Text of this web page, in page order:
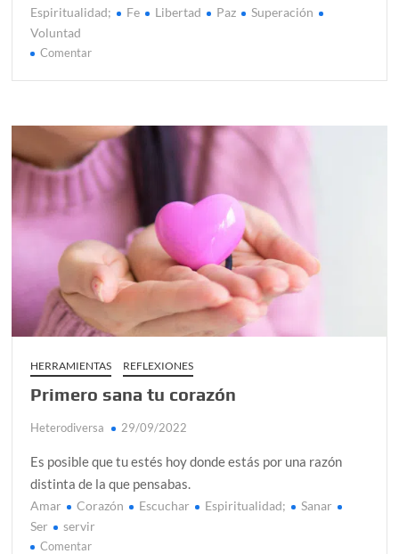
Espiritualidad;
Fe Libertad Paz
Superación
Voluntad
Comentaren
satisfacción
de
tu
corazón
HERRAMIENTAS REFLEXIONES
Primero sana tu corazón
Heterodiversa 29/09/2022
Es posible que tu estés hoy donde estás por una razón
distinta de la que pensabas.
Amar Corazón Escuchar Espiritualidad;
Sanar
Ser
servir
Comentaren